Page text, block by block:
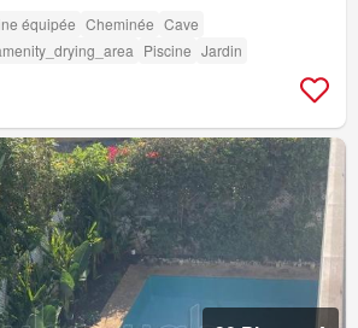
équipée Cheminée Cave
Piscine Jardin